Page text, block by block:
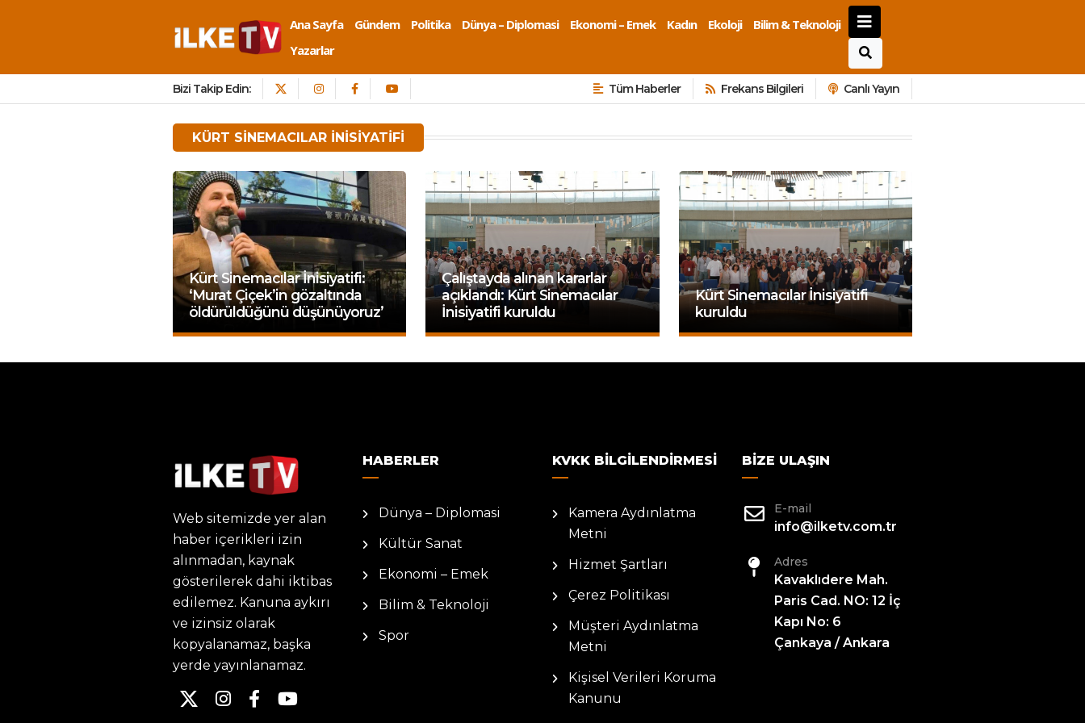
Ana Sayfa Gündem Politika Dünya – Diplomasi Ekonomi – Emek Kadın Ekoloji
Bilim & Teknoloji
Yazarlar
Bizi Takip Edin: Tüm Haberler Frekans Bilgileri Canlı Yayın
KÜRT SINEMACILAR İNISIYATIFI
Kürt Sinemacılar İnisiyatifi:
‘Murat Çiçek’in gözaltında
öldürüldüğünü düşünüyoruz’
Çalıştayda alınan kararlar
açıklandı: Kürt Sinemacılar
İnisiyatifi kuruldu
Kürt Sinemacılar İnisiyatifi
kuruldu
Web sitemizde yer alan
haber içerikleri izin
alınmadan, kaynak
gösterilerek dahi iktibas
edilemez. Kanuna aykırı
ve izinsiz olarak
kopyalanamaz, başka
yerde yayınlanamaz.
HABERLER
Dünya – Diplomasi
Kültür Sanat
Ekonomi – Emek
Bilim & Teknoloji
Spor
KVKK BILGILENDIRMESI
Kamera Aydınlatma
Metni
Hizmet Şartları
Çerez Politikası
Müşteri Aydınlatma
Metni
Kişisel Verileri Koruma
Kanunu
BIZE ULAŞIN
E-mail
info@ilketv.com.tr
Adres
Kavaklıdere Mah.
Paris Cad. NO: 12 İç
Kapı No: 6
Çankaya / Ankara